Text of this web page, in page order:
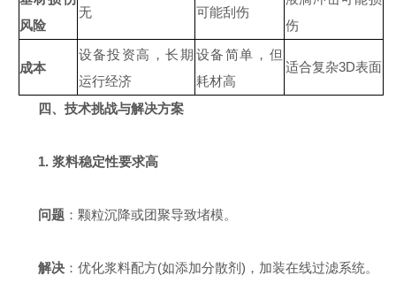
风险
无 可能刮伤
伤
成本
设备投资高，长期
运行经济
设备简单，但
耗材高
适合复杂3D表面
四、技术挑战与解决方案
1. 浆料稳定性要求高
问题 ：颗粒沉降或团聚导致堵模。
解决 ：优化浆料配方(如添加分散剂)，加装在线过滤系统。